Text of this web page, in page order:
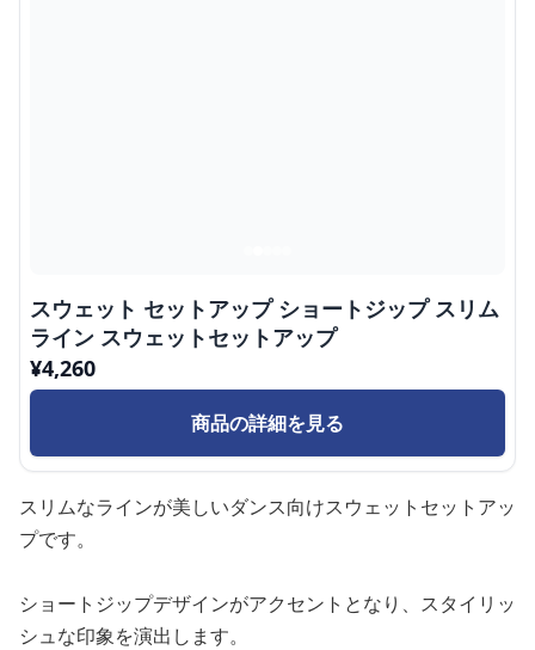
スウェット セットアップ ショートジップ スリム
ライン スウェットセットアップ
¥4,260
商品の詳細を見る
スリムなラインが美しいダンス向けスウェットセットアッ
プです。
ショートジップデザインがアクセントとなり、スタイリッ
シュな印象を演出します。